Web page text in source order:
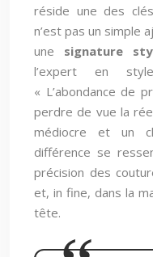
réside une des
n’est pas un simple
une signature
l’expert en
« L’abondance de
perdre de vue la
médiocre et un
différence se
précision des
et, in fine, dans la
tête.